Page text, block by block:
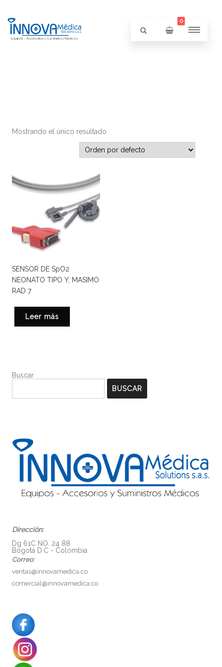
0
Mostrando el único resultado
SENSOR DE SpO2
NEONATO TIPO Y, MASIMO
RAD 7
Leer más
Buscar
BUSCAR
Dirección:
Dg 61C NO. 24 88
Bogotá D.C - Colombia
Correo:
ventas@innovamedica.co
comercial@innovamedica.co